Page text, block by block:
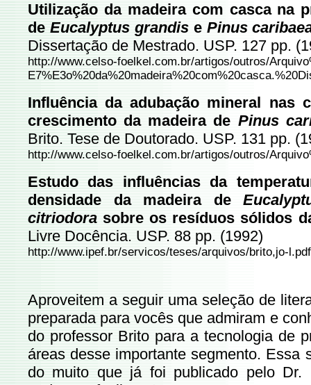
Utilização da madeira com casca na
de Eucalyptus grandis e Pinus
Dissertação de Mestrado. USP. 127 pp.
http://www.celso-foelkel.com.br/artigos/outros/
Influência da adubação mineral nas
crescimento da madeira de Pinus
Brito. Tese de Doutorado. USP. 131 pp.
http://www.celso-foelkel.com.br/artigos/outros/
Estudo das influências da
densidade da madeira de
citriodora sobre os resíduos sólidos
Livre Docência. USP. 88 pp. (1992)
http://www.ipef.br/servicos/teses/arquivos/brito,jo-l.pdf
Aproveitem a seguir uma seleção de
preparada para vocês que admiram e
do professor Brito para a tecnologia de
áreas desse importante segmento. Essa
do muito que já foi publicado pelo Dr.